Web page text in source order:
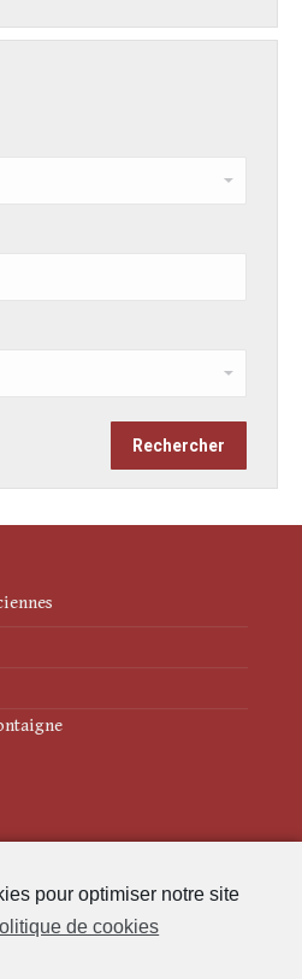
pour optimiser notre site
de cookies